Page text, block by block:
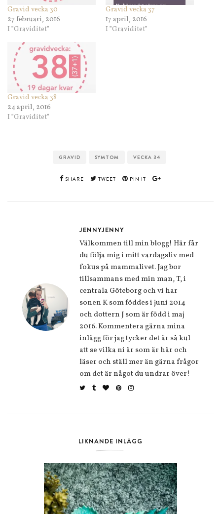
Gravid vecka 30
27 februari, 2016
I ”Graviditet”
Gravid vecka 37
17 april, 2016
I ”Graviditet”
Gravid vecka 38
24 april, 2016
I ”Graviditet”
GRAVID SYMTOM VECKA 34
SHARE TWEET PIN IT
JENNYJENNY
Välkommen till min blogg! Här får
du följa mig i mitt vardagsliv med
fokus på mammalivet. Jag bor
tillsammans med min man, T, i
centrala Göteborg och vi har
sonen K som föddes i juni 2014
och dottern J som är född i maj
2016. Kommentera gärna mina
inlägg för jag tycker det är så kul
att se vilka ni är som är här och
läser och ställ mer än gärna frågor
om det är något du undrar över!
LIKNANDE INLÄGG